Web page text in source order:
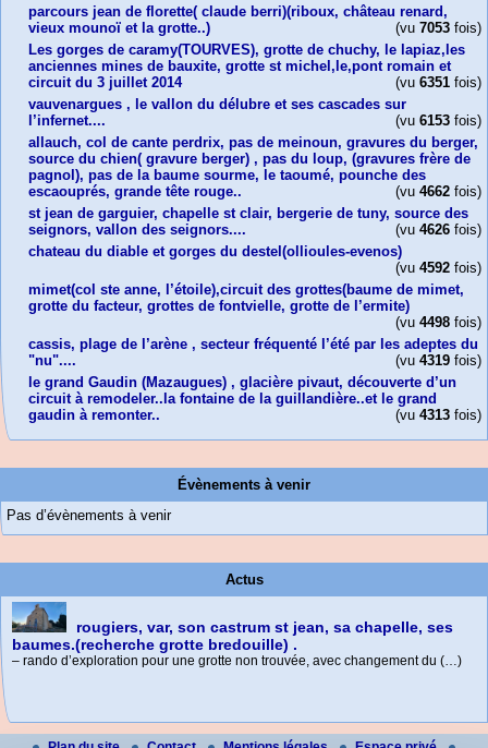
parcours jean de florette( claude berri)(riboux, château renard,
vieux mounoï et la grotte..)
(vu 7053 fois)
Les gorges de caramy(TOURVES), grotte de chuchy, le lapiaz,les
anciennes mines de bauxite, grotte st michel,le,pont romain et
circuit du 3 juillet 2014
(vu 6351 fois)
vauvenargues , le vallon du délubre et ses cascades sur
l’infernet....
(vu 6153 fois)
allauch, col de cante perdrix, pas de meinoun, gravures du berger,
source du chien( gravure berger) , pas du loup, (gravures frère de
pagnol), pas de la baume sourme, le taoumé, pounche des
escaouprés, grande tête rouge..
(vu 4662 fois)
st jean de garguier, chapelle st clair, bergerie de tuny, source des
seignors, vallon des seignors....
(vu 4626 fois)
chateau du diable et gorges du destel(ollioules-evenos)
(vu 4592 fois)
mimet(col ste anne, l’étoile),circuit des grottes(baume de mimet,
grotte du facteur, grottes de fontvielle, grotte de l’ermite)
(vu 4498 fois)
cassis, plage de l’arène , secteur fréquenté l’été par les adeptes du
"nu"....
(vu 4319 fois)
le grand Gaudin (Mazaugues) , glacière pivaut, découverte d’un
circuit à remodeler..la fontaine de la guillandière..et le grand
gaudin à remonter..
(vu 4313 fois)
Évènements à venir
Pas d’évènements à venir
Actus
rougiers, var, son castrum st jean, sa chapelle, ses
baumes.(recherche grotte bredouille) .
– rando d’exploration pour une grotte non trouvée, avec changement du (…)
cassis,13, GR, port miou, port pin, 1er belvédère en
les baux de provence, 13, mont paon, val d’enfer..
peyrolles, 13, la grande baume, le loubatas, syphon
Ste Baume, var, 3 chênes, sentier du canapé,